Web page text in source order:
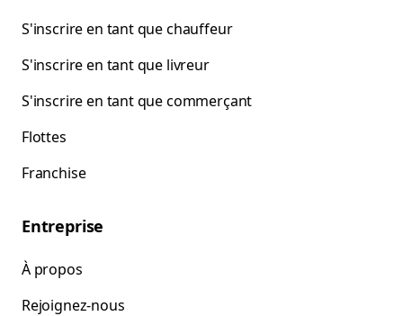
S'inscrire en tant que chauffeur
S'inscrire en tant que livreur
S'inscrire en tant que commerçant
Flottes
Franchise
Entreprise
À propos
Rejoignez-nous